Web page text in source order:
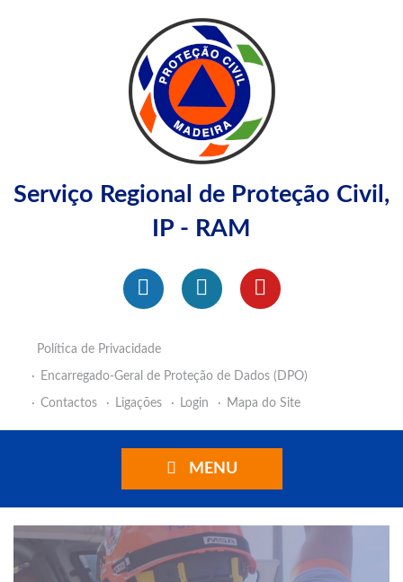
Serviço Regional de Proteção Civil,
IP - RAM
Política de Privacidade
Encarregado-Geral de Proteção de Dados (DPO)
Contactos
Ligações Login Mapa do Site
MENU